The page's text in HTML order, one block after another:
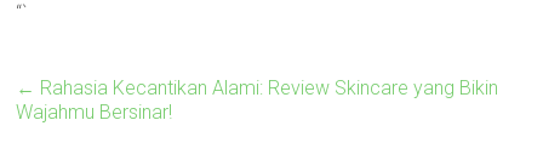
“`
← Rahasia Kecantikan Alami: Review Skincare yang Bikin
Wajahmu Bersinar!